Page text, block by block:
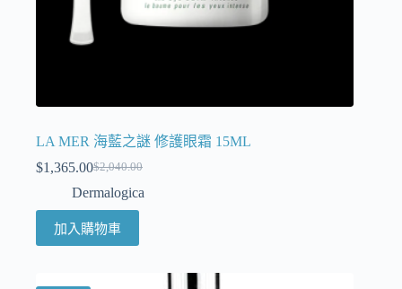
LA MER 海藍之謎 修護眼霜 15ML
$2,040.00
$1,365.00
Dermalogica
加入購物車